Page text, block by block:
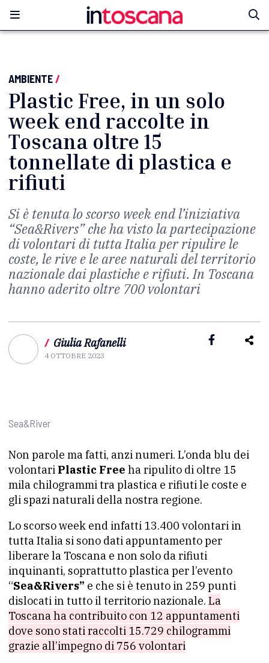
AMBIENTE/
Plastic Free, in un solo
week end raccolte in
Toscana oltre 15
tonnellate di plastica e
rifiuti
Si è tenuta lo scorso week end l’iniziativa
“Sea&Rivers” che ha visto la partecipazione
di volontari di tutta Italia per ripulire le
coste, le rive e le aree naturali del territorio
nazionale dai plastiche e rifiuti. In Toscana
hanno aderito oltre 700 volontari
/ Giulia Rafanelli
4 OTTOBRE 2023
Sea&River
Non parole ma fatti, anzi numeri. L’onda blu dei
volontari Plastic Free ha ripulito di oltre 15
mila chilogrammi tra plastica e rifiuti le coste e
gli spazi naturali della nostra regione.
Lo scorso week end infatti 13.400 volontari in
tutta Italia si sono dati appuntamento per
liberare la Toscana e non solo da rifiuti
inquinanti, soprattutto plastica per l’evento
“Sea&Rivers” e che si è tenuto in 259 punti
dislocati in tutto il territorio nazionale. La
Toscana ha contribuito con 12 appuntamenti
dove sono stati raccolti 15.729 chilogrammi
grazie all’impegno di 756 volontari